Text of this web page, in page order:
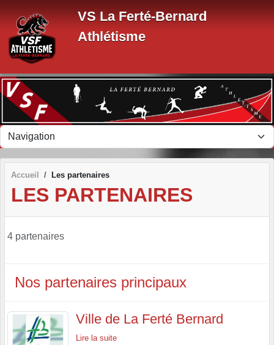
VS La Ferté-Bernard
Athlétisme
Accueil Les partenaires
LES PARTENAIRES
4 partenaires
Nos partenaires principaux
Ville de La Ferté Bernard
Lire la suite